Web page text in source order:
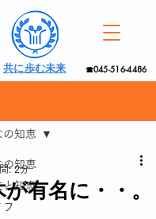
☎045-516-4486
共に歩む未来
の知恵
と知恵
フ
の知恵
有名に・・。
: 2分